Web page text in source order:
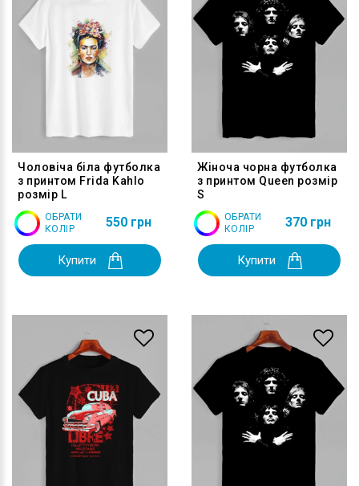
Чоловіча біла футболка
з принтом Frida Kahlo
розмір L
ОБРАТИ
КОЛІР
550 грн
Купити
Жіноча чорна футболка
з принтом Queen розмір
S
ОБРАТИ
КОЛІР
370 грн
Купити